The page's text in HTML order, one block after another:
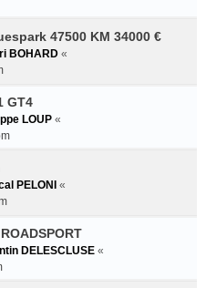
47500 KM 34000 €
BOHARD «
GT4
LOUP «
PELONI «
DELESCLUSE «